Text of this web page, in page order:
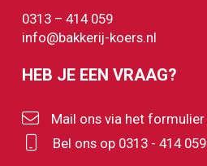
0313 – 414 059
info@bakkerij-koers.nl
HEB JE EEN VRAAG?
Mail ons via het formulier
Bel ons op 0313 - 414 059